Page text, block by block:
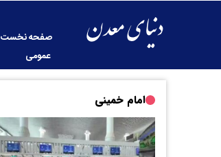
صفحه نخست
عمومی
امام خمینی